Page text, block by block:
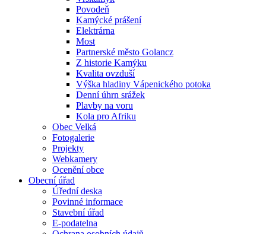
Povodeň
Kamýcké prášení
Elektrárna
Most
Partnerské město Golancz
Z historie Kamýku
Kvalita ovzduší
Výška hladiny Vápenického potoka
Denní úhrn srážek
Plavby na voru
Kola pro Afriku
Obec Velká
Fotogalerie
Projekty
Webkamery
Ocenění obce
Obecní úřad
Úřední deska
Povinné informace
Stavební úřad
E-podatelna